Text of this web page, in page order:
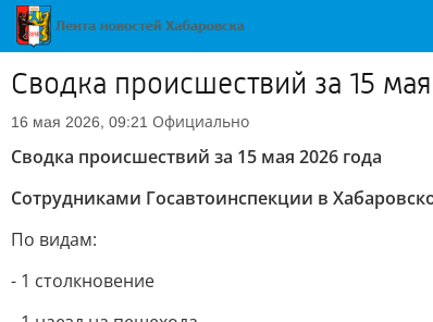
Сводка происшествий за 15
16 мая 2026, 09:21 Официально
Сводка происшествий за 15 мая 2026 года
Сотрудниками Госавтоинспекции в
По видам:
- 1 столкновение